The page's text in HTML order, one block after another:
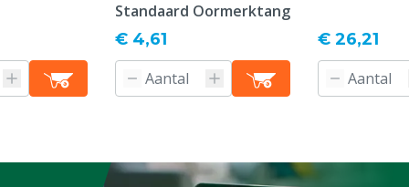
speciaal voor u
na bestelling niet meer
na ontvangst
worden.
Standaard Oormerktang
€ 4,61
€ 26,21